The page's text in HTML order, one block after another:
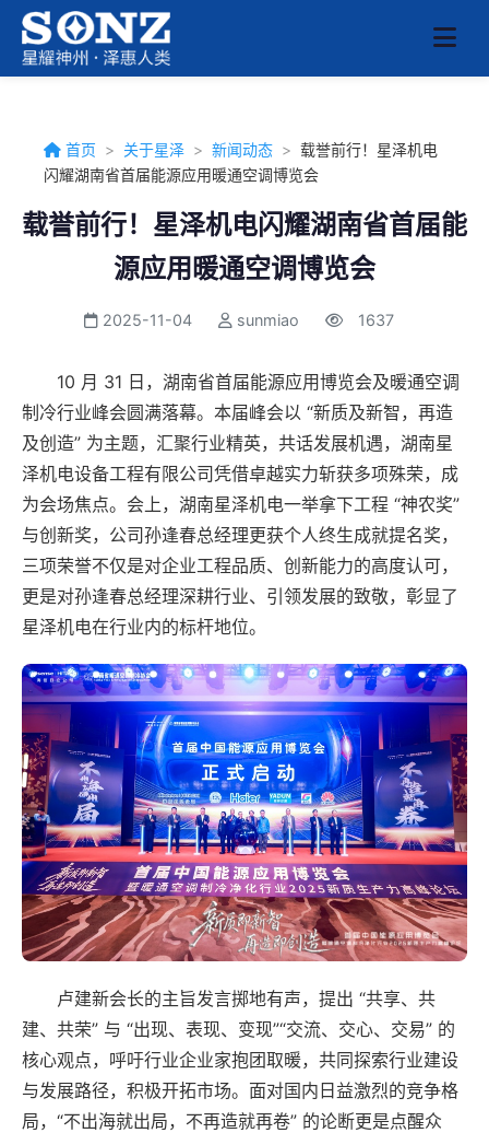
首页 > 关于星泽 > 新闻动态 > 载誉前行！星泽机电
闪耀湖南省首届能源应用暖通空调博览会
载誉前行！星泽机电闪耀湖南省首届能
源应用暖通空调博览会
2025-11-04 sunmiao 1637
10 月 31 日，湖南省首届能源应用博览会及暖通空调
制冷行业峰会圆满落幕。本届峰会以 “新质及新智，再造
及创造” 为主题，汇聚行业精英，共话发展机遇，湖南星
泽机电设备工程有限公司凭借卓越实力斩获多项殊荣，成
为会场焦点。会上，湖南星泽机电一举拿下工程 “神农奖”
与创新奖，公司孙逢春总经理更获个人终生成就提名奖，
三项荣誉不仅是对企业工程品质、创新能力的高度认可，
更是对孙逢春总经理深耕行业、引领发展的致敬，彰显了
星泽机电在行业内的标杆地位。
卢建新会长的主旨发言掷地有声，提出 “共享、共
建、共荣” 与 “出现、表现、变现”“交流、交心、交易” 的
核心观点，呼吁行业企业家抱团取暖，共同探索行业建设
与发展路径，积极开拓市场。面对国内日益激烈的竞争格
局，“不出海就出局，不再造就再卷” 的论断更是点醒众